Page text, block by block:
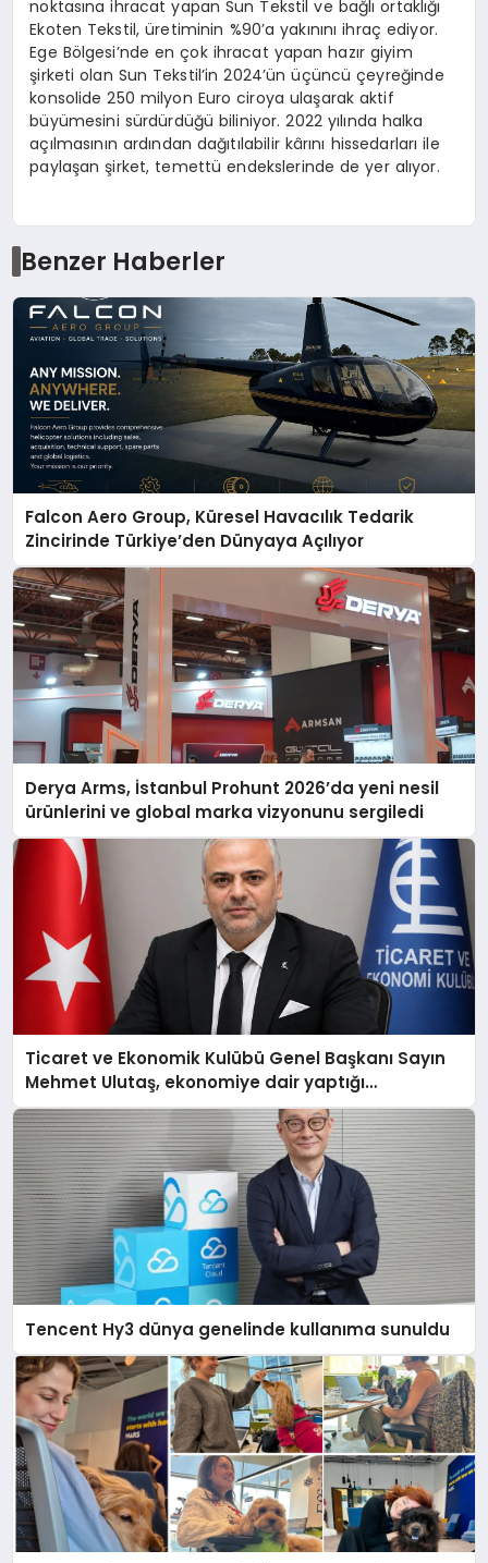
noktasına ihracat yapan Sun Tekstil ve bağlı ortaklığı
Ekoten Tekstil, üretiminin %90’a yakınını ihraç ediyor.
Ege Bölgesi’nde en çok ihracat yapan hazır giyim
şirketi olan Sun Tekstil’in 2024’ün üçüncü çeyreğinde
konsolide 250 milyon Euro ciroya ulaşarak aktif
büyümesini sürdürdüğü biliniyor. 2022 yılında halka
açılmasının ardından dağıtılabilir kârını hissedarları ile
paylaşan şirket, temettü endekslerinde de yer alıyor.
Benzer Haberler
Falcon Aero Group, Küresel Havacılık Tedarik
Zincirinde Türkiye’den Dünyaya Açılıyor
Derya Arms, İstanbul Prohunt 2026’da yeni nesil
ürünlerini ve global marka vizyonunu sergiledi
Ticaret ve Ekonomik Kulübü Genel Başkanı Sayın
Mehmet Ulutaş, ekonomiye dair yaptığı
açıklamada şunları kaydetti:
Tencent Hy3 dünya genelinde kullanıma sunuldu